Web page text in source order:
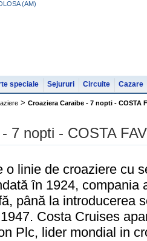
(AM)
speciale Sejururi Circuite Cazare
> Croaziera Caraibe - 7 nopti - COSTA
7 nopti - COSTA
o linie de croaziere cu
în 1924, compania
până la introducerea
Costa Cruises
Plc, lider mondial in